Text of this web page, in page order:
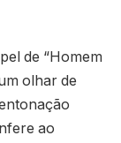
de “Homem
olhar de
ao